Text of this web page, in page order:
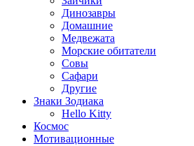
Динозавры
Домашние
Медвежата
Морские обитатели
Совы
Сафари
Другие
Знаки Зодиака
Hello Kitty
Космос
Мотивационные